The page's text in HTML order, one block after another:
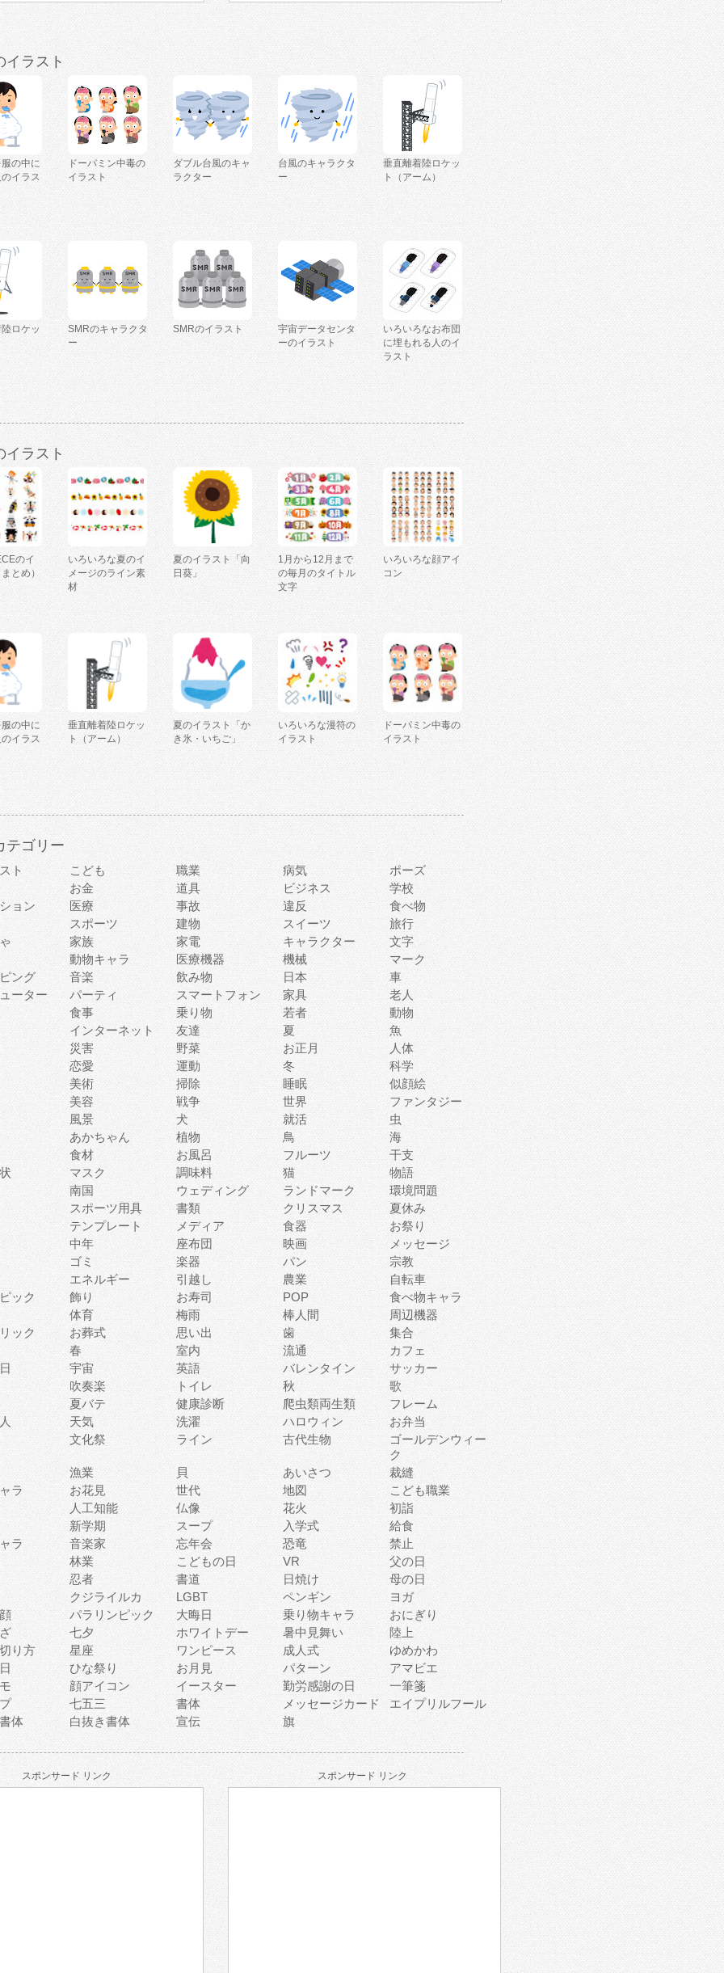
イラスト
の中に
イラス
ドーパミン中毒の
イラスト
ダブル台風のキャ
ラクター
台風のキャラクタ
ー
垂直離着陸ロケッ
ト（アーム）
ロケッ
SMRのキャラクタ
ー
SMRのイラスト
宇宙データセンタ
ーのイラスト
いろいろなお布団
に埋もれる人のイ
ラスト
イラスト
のイ
とめ）
いろいろな夏のイ
メージのライン素
材
夏のイラスト「向
日葵」
1月から12月まで
の毎月のタイトル
文字
いろいろな顔アイ
コン
の中に
イラス
垂直離着陸ロケッ
ト（アーム）
夏のイラスト「か
き氷・いちご」
いろいろな漫符の
イラスト
ドーパミン中毒の
イラスト
テゴリー
ト こども 職業 病気
ポーズ
お金
道具 ビジネス
学校
ョン
医療 事故 違反
食べ物
スポーツ
建物 スイーツ
旅行
家族 家電 キャラクター
文字
動物キャラ
医療機器 機械
マーク
ング
音楽 飲み物 日本
車
ーター
パーティ スマートフォン 家具
老人
食事
乗り物 若者
動物
インターネット
友達 夏
魚
災害
野菜 お正月
人体
恋愛
運動 冬
科学
美術
掃除 睡眠
似顔絵
美容
戦争 世界
ファンタジー
風景
犬 就活
虫
あかちゃん
植物 鳥
海
食材
お風呂 フルーツ
干支
マスク 調味料 猫
物語
南国
ウェディング ランドマーク
環境問題
スポーツ用具
書類 クリスマス
夏休み
テンプレート
メディア 食器
お祭り
中年
座布団 映画
メッセージ
ゴミ
楽器 パン
宗教
エネルギー
引越し 農業
自転車
ック
飾り お寿司 POP
食べ物キャラ
体育
梅雨 棒人間
周辺機器
ック
お葬式 思い出 歯
集合
春
室内 流通
カフェ
宇宙 英語 バレンタイン
サッカー
吹奏楽
トイレ 秋
歌
夏バテ
健康診断 爬虫類両生類
フレーム
天気 洗濯 ハロウィン
お弁当
文化祭
ライン 古代生物
ゴールデンウィー
ク
漁業
貝 あいさつ
裁縫
ラ
お花見 世代 地図
こども職業
人工知能
仏像 花火
初詣
新学期
スープ 入学式
給食
ラ
音楽家 忘年会 恐竜
禁止
林業
こどもの日 VR
父の日
忍者
書道 日焼け
母の日
クジライルカ
LGBT ペンギン
ヨガ
パラリンピック 大晦日 乗り物キャラ
おにぎり
七夕 ホワイトデー 暑中見舞い
陸上
り方
星座 ワンピース 成人式
ゆめかわ
ひな祭り お月見 パターン
アマビエ
顔アイコン イースター 勤労感謝の日
一筆箋
七五三 書体 メッセージカード
エイプリルフール
体
白抜き書体 宣伝 旗
スポンサード リンク スポンサード リンク